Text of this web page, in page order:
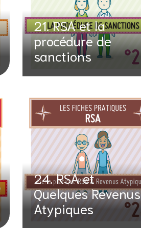
21. RSA et la
procédure de
sanctions
24. RSA et
Quelques Revenus
Atypiques